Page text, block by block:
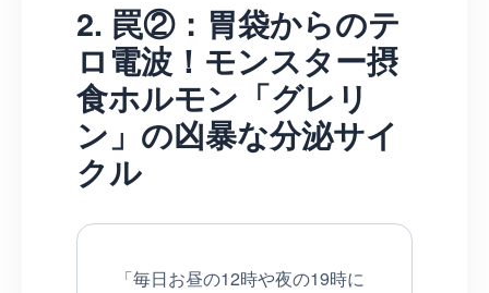
2. 罠②：胃袋からのテ
ロ電波！モンスター摂
食ホルモン「グレリ
ン」の凶暴な分泌サイ
クル
「毎日お昼の12時や夜の19時に